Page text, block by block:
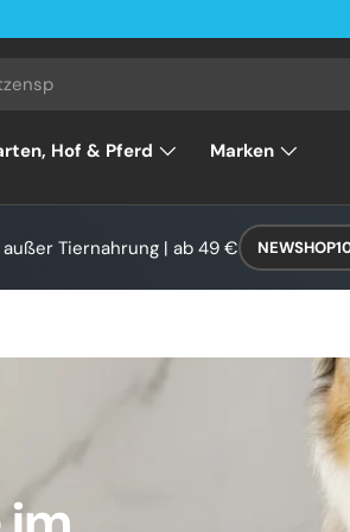
Hof & Pferd
Marken
außer Tiernahrung | ab 49 €